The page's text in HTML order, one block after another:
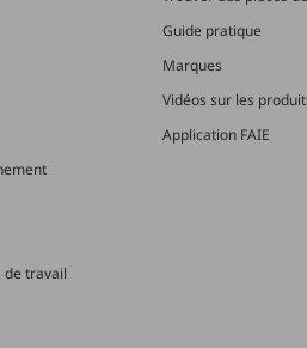
de travail
Guide pratique
Marques
Vidéos sur les
Application FAIE